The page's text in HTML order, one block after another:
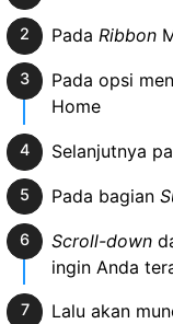
Pada Ribbon
Pada opsi
Home
Selanjutnya
Pada bagian
Scroll-down
ingin Anda
Lalu akan